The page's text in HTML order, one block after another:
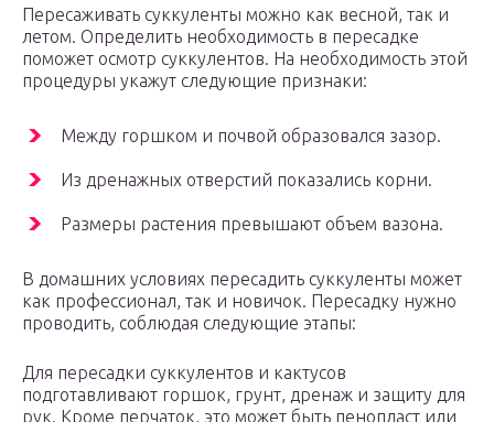
Пересаживать суккуленты можно как весной, так и
летом. Определить необходимость в пересадке
поможет осмотр суккулентов. На необходимость этой
процедуры укажут следующие признаки:
Между горшком и почвой образовался зазор.
Из дренажных отверстий показались корни.
Размеры растения превышают объем вазона.
В домашних условиях пересадить суккуленты может
как профессионал, так и новичок. Пересадку нужно
проводить, соблюдая следующие этапы:
Для пересадки суккулентов и кактусов
подготавливают горшок, грунт, дренаж и защиту для
рук. Кроме перчаток, это может быть пенопласт или